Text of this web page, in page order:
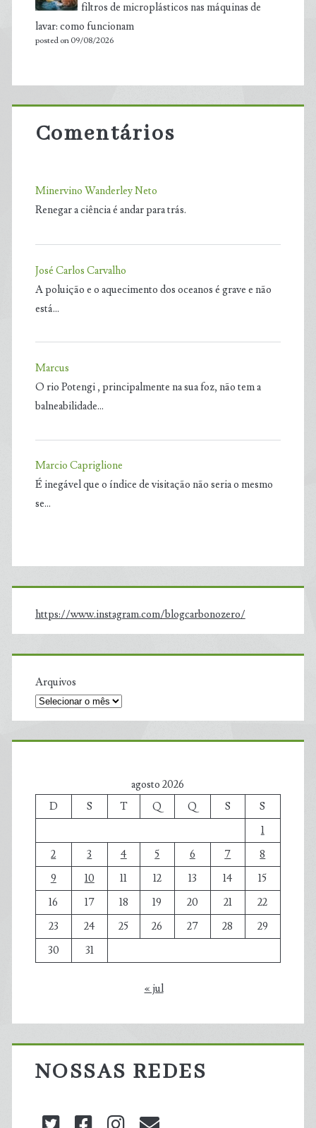
filtros de microplásticos nas máquinas de
lavar: como funcionam
posted on 09/08/2026
Comentários
Minervino Wanderley Neto
Renegar a ciência é andar para trás.
José Carlos Carvalho
A poluição e o aquecimento dos oceanos é grave e não
está…
Marcus
O rio Potengi , principalmente na sua foz, não tem a
balneabilidade…
Marcio Capriglione
É inegável que o índice de visitação não seria o mesmo
se…
https://www.instagram.com/blogcarbonozero/
Arquivos
agosto 2026
D
S T Q Q S
S
1
2
3 4 5 6 7
8
9
10 11 12 13 14
15
16
17 18 19 20 21
22
23
24 25 26 27 28
29
30
31
« jul
NOSSAS REDES